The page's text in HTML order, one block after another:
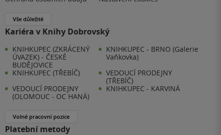
Vše důležité
Kariéra v Knihy Dobrovský
KNIHKUPEC (ZKRÁCENÝ
ÚVAZEK) - ČESKÉ
BUDĚJOVICE
KNIHKUPEC - BRNO (Galerie
Vaňkovka)
KNIHKUPEC (TŘEBÍČ)
VEDOUCÍ PRODEJNY
(TŘEBÍČ)
VEDOUCÍ PRODEJNY
(OLOMOUC - OC HANÁ)
KNIHKUPEC - KARVINÁ
Volné pracovní pozice
Platební metody